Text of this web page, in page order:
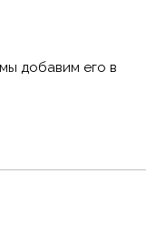
добавим его в